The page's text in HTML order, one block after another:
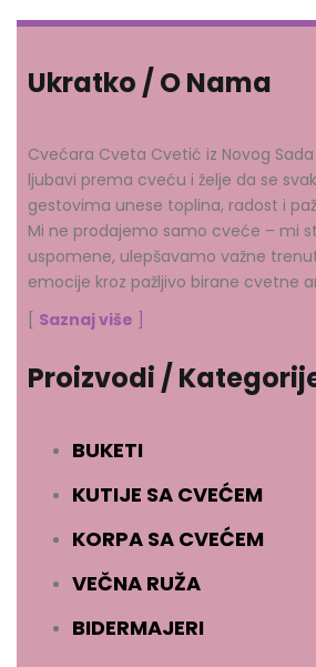
Ukratko / O Nama
Cvećara Cveta Cvetić iz Novog
ljubavi prema cveću i želje da se
gestovima unese toplina, radost i
Mi ne prodajemo samo cveće – mi
uspomene, ulepšavamo važne
emocije kroz pažljivo birane cvetne
Saznaj više
Proizvodi /
BUKETI
KUTIJE SA CVEĆEM
KORPA SA CVEĆEM
VEČNA RUŽA
BIDERMAJERI